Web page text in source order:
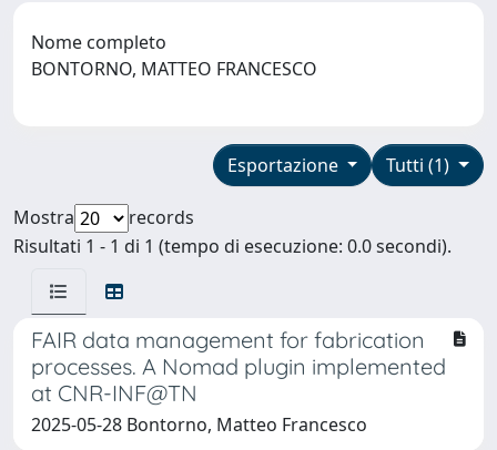
Nome completo
BONTORNO, MATTEO FRANCESCO
Tutti (1)
Esportazione
Mostra
records
Risultati 1 - 1 di 1 (tempo di esecuzione: 0.0 secondi).
FAIR data management for fabrication
processes. A Nomad plugin implemented
at CNR-INF@TN
2025-05-28 Bontorno, Matteo Francesco